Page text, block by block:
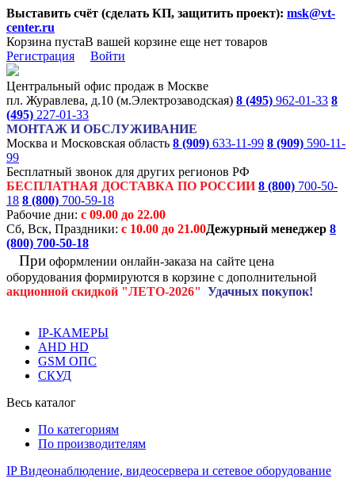
Выставить счёт (сделать КП, защитить проект): msk@vt-
center.ru
Корзина пустаВ вашей корзине еще нет товаров
Регистрация
Войти
Центральный офис продаж в Москве
пл. Журавлева, д.10 (м.Электрозаводская) 8 (495) 962-01-33 8
(495) 227-01-33
МОНТАЖ И ОБСЛУЖИВАНИЕ
Москва и Московская область 8 (909) 633-11-99 8 (909) 590-11-
99
Бесплатный звонок для других регионов РФ
БЕСПЛАТНАЯ ДОСТАВКА ПО РОССИИ 8 (800) 700-50-
18 8 (800) 700-59-18
Рабочие дни: с 09.00 до 22.00
Сб, Вск, Праздники: с 10.00 до 21.00Дежурный менеджер 8
(800) 700-50-18
При оформлении онлайн-заказа на сайте цена
оборудования формируются в корзине с дополнительной
акционной скидкой "ЛЕТО-2026" Удачных покупок!
IP-КАМЕРЫ
AHD HD
GSM ОПС
СКУД
Весь каталог
По категориям
По производителям
IP Видеонаблюдение, видеосервера и сетевое оборудование